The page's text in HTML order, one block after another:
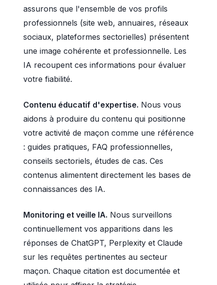
assurons que l'ensemble de vos profils
professionnels (site web, annuaires, réseaux
sociaux, plateformes sectorielles) présentent
une image cohérente et professionnelle. Les
IA recoupent ces informations pour évaluer
votre fiabilité.
Contenu éducatif d'expertise. Nous vous
aidons à produire du contenu qui positionne
votre activité de maçon comme une référence
: guides pratiques, FAQ professionnelles,
conseils sectoriels, études de cas. Ces
contenus alimentent directement les bases de
connaissances des IA.
Monitoring et veille IA. Nous surveillons
continuellement vos apparitions dans les
réponses de ChatGPT, Perplexity et Claude
sur les requêtes pertinentes au secteur
maçon. Chaque citation est documentée et